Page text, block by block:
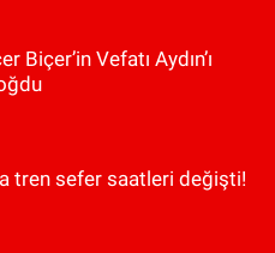
Biçer’in Vefatı Aydın’ı
tren sefer saatleri değişti!